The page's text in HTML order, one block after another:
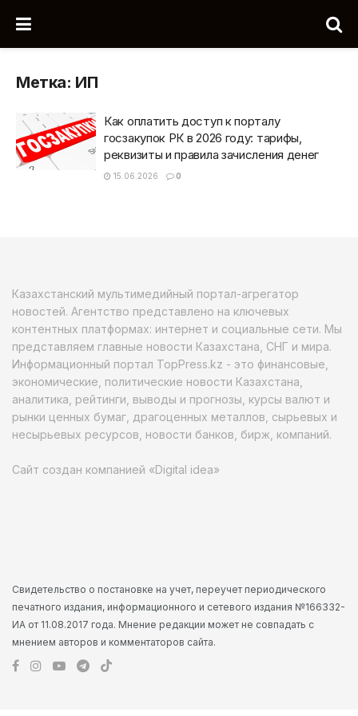
Метка: ИП
Как оплатить доступ к порталу
госзакупок РК в 2026 году: тарифы,
реквизиты и правила зачисления денег
15.06.2026 0
Казахстанский мультимедийный портал-агрегатор
новостей. Агентство представлено на ключевых
контентных платформах: интернет и социальные сети. Мы
представляем главные новости Казахстана, СНГ и мира.
Информационный портал TopPress.kz - это финансовые,
экономические, политические новости Казахстана,
аналитика, рейтинги, выводы и прогнозы, курсы валют и
рынки ценных бумаг, драгоценных металлов, сырьевых и
несырьевых ресурсов, новости банков, бирж, компаний.
Сайт создан компанией «Digital idea»
Свидетельство о постановке на учет, переучет периодического
печатного издания, информационного и сетевого издания №166332-
ИА от 11.08.2017 года. Мнение редакции может не совпадать с
мнением авторов и комментаторов сайта.